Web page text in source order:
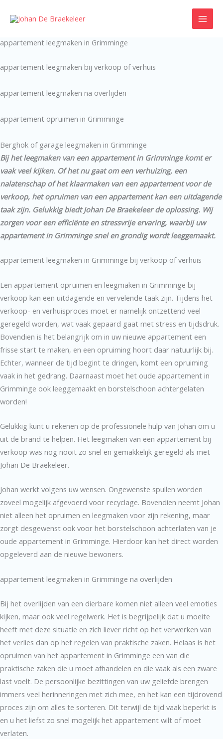
naar
inhoud
appartement leegmaken in Grimminge
appartement leegmaken bij verkoop of verhuis
appartement leegmaken na overlijden
appartement opruimen in Grimminge
Berghok of garage leegmaken in Grimminge
Bij het leegmaken van een appartement in Grimminge komt er
vaak veel kijken. Of het nu gaat om een verhuizing, een
nalatenschap of het klaarmaken van een appartement voor de
verkoop, het opruimen van een appartement kan een uitdagende
taak zijn. Gelukkig biedt Johan De Braekeleer de oplossing. Wij
zorgen voor een efficiënte en stressvrije ervaring, waarbij uw
appartement in Grimminge snel en grondig wordt leeggemaakt.
appartement leegmaken in Grimminge bij verkoop of verhuis
Een appartement opruimen en leegmaken in Grimminge bij
verkoop kan een uitdagende en vervelende taak zijn. Tijdens het
verkoop- en verhuisproces moet er namelijk ontzettend veel
geregeld worden, wat vaak gepaard gaat met stress en tijdsdruk.
Bovendien is het belangrijk om in uw nieuwe appartement een
frisse start te maken, en een opruiming hoort daar natuurlijk bij.
Echter, wanneer de tijd begint te dringen, komt een opruiming
vaak in het gedrang. Daarnaast moet het oude appartement in
Grimminge ook leeggemaakt en borstelschoon achtergelaten
worden!
Gelukkig kunt u rekenen op de professionele hulp van Johan om u
uit de brand te helpen. Het leegmaken van een appartement bij
verkoop was nog nooit zo snel en gemakkelijk geregeld als met
Johan De Braekeleer.
Johan werkt volgens uw wensen. Ongewenste spullen worden
zoveel mogelijk afgevoerd voor recyclage. Bovendien neemt Johan
niet alleen het opruimen en leegmaken voor zijn rekening, maar
zorgt desgewenst ook voor het borstelschoon achterlaten van je
oude appartement in Grimminge. Hierdoor kan het direct worden
opgeleverd aan de nieuwe bewoners.
appartement leegmaken in Grimminge na overlijden
Bij het overlijden van een dierbare komen niet alleen veel emoties
kijken, maar ook veel regelwerk. Het is begrijpelijk dat u moeite
heeft met deze situatie en zich liever richt op het verwerken van
het verlies dan op het regelen van praktische zaken. Helaas is het
opruimen van het appartement in Grimminge een van die
praktische zaken die u moet afhandelen en die vaak als een zware
last voelt. De persoonlijke bezittingen van uw geliefde brengen
immers veel herinneringen met zich mee, en het kan een tijdrovend
proces zijn om alles te sorteren. Dit terwijl de tijd vaak beperkt is
en u het liefst zo snel mogelijk het appartement wilt of moet
verlaten.